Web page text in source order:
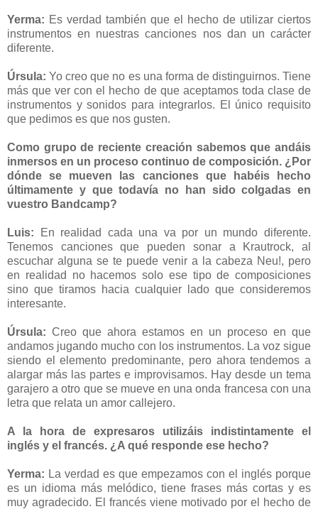
Yerma: Es verdad también que el hecho de utilizar ciertos
instrumentos en nuestras canciones nos dan un carácter
diferente.
Úrsula: Yo creo que no es una forma de distinguirnos. Tiene
más que ver con el hecho de que aceptamos toda clase de
instrumentos y sonidos para integrarlos. El único requisito
que pedimos es que nos gusten.
Como grupo de reciente creación sabemos que andáis
inmersos en un proceso continuo de composición. ¿Por
dónde se mueven las canciones que habéis hecho
últimamente y que todavía no han sido colgadas en
vuestro Bandcamp?
Luis: En realidad cada una va por un mundo diferente.
Tenemos canciones que pueden sonar a Krautrock, al
escuchar alguna se te puede venir a la cabeza Neu!, pero
en realidad no hacemos solo ese tipo de composiciones
sino que tiramos hacia cualquier lado que consideremos
interesante.
Úrsula: Creo que ahora estamos en un proceso en que
andamos jugando mucho con los instrumentos. La voz sigue
siendo el elemento predominante, pero ahora tendemos a
alargar más las partes e improvisamos. Hay desde un tema
garajero a otro que se mueve en una onda francesa con una
letra que relata un amor callejero.
A la hora de expresaros utilizáis indistintamente el
inglés y el francés. ¿A qué responde ese hecho?
Yerma: La verdad es que empezamos con el inglés porque
es un idioma más melódico, tiene frases más cortas y es
muy agradecido. El francés viene motivado por el hecho de